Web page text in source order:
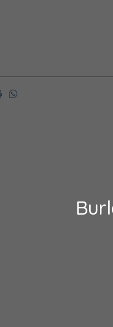
ImprimirWhatsapp